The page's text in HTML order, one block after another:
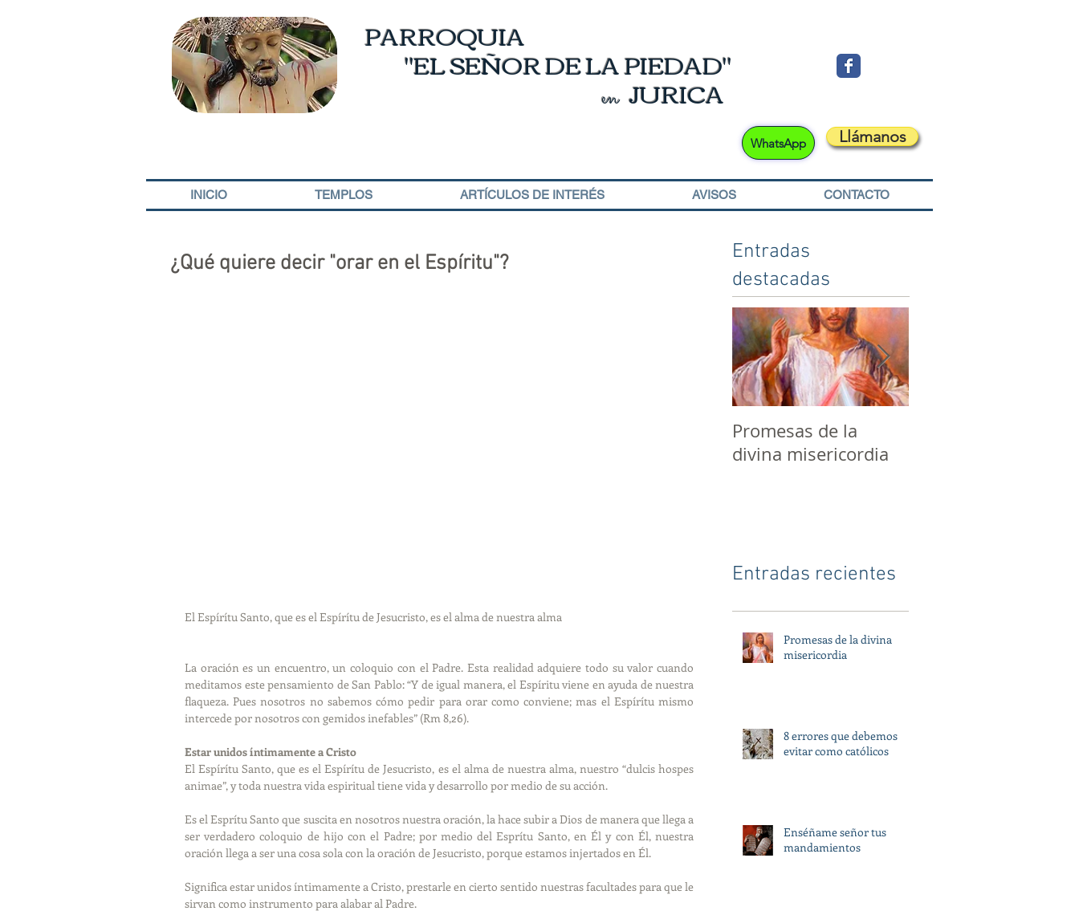
PARROQUIA
"ELSEÑOR DE LA PIEDAD"
en JURICA
WhatsApp Llámanos
INICIO TEMPLOS ARTÍCULOS DE INTERÉS AVISOS CONTACTO
¿Qué quiere decir "orar en el Espíritu"?
El Espírítu Santo, que es el Espírítu de Jesucristo, es el alma de nuestra alma
La oración es un encuentro, un coloquio con el Padre. Esta realidad adquiere todo su valor cuando
meditamos este pensamiento de San Pablo: “Y de igual manera, el Espíritu viene en ayuda de nuestra
flaqueza. Pues nosotros no sabemos cómo pedir para orar como conviene; mas el Espírítu mismo
intercede por nosotros con gemidos inefables” (Rm 8,26).
Estar unidos íntimamente a Cristo
El Espírítu Santo, que es el Espírítu de Jesucristo, es el alma de nuestra alma, nuestro “dulcis hospes
animae”, y toda nuestra vida espiritual tiene vida y desarrollo por medio de su acción.
Es el Esprítu Santo que suscita en nosotros nuestra oración, la hace subir a Dios de manera que llega a
ser verdadero coloquio de hijo con el Padre; por medio del Esprítu Santo, en Él y con Él, nuestra
oración llega a ser una cosa sola con la oración de Jesucristo, porque estamos injertados en Él.
Significa estar unidos íntimamente a Cristo, prestarle en cierto sentido nuestras facultades para que le
sirvan como instrumento para alabar al Padre.
Entradas
destacadas
Promesas de la
divina misericordia
Entradas recientes
Promesas de la divina
misericordia
8 errores que debemos
evitar como católicos
Enséñame señor tus
mandamientos